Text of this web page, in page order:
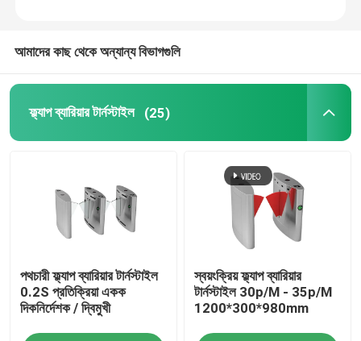
আমাদের কাছ থেকে অন্যান্য বিভাগগুলি
ফ্ল্যাপ ব্যারিয়ার টার্নস্টাইল (25)
পথচারী ফ্ল্যাপ ব্যারিয়ার টার্নস্টাইল
0.2S প্রতিক্রিয়া একক
দিকনির্দেশক / দ্বিমুখী
স্বয়ংক্রিয় ফ্ল্যাপ ব্যারিয়ার
টার্নস্টাইল 30p/M - 35p/M
1200*300*980mm